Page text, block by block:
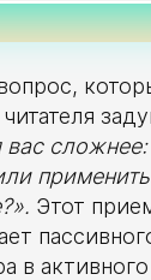
вас сложнее:
Этот
в